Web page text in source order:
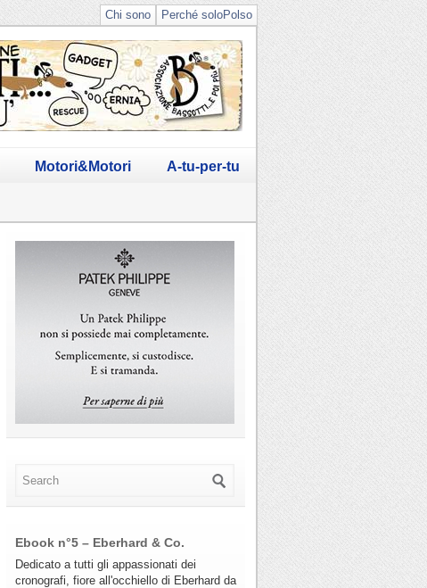
Perché soloPolso
Chi sono
Motori&Motori A-tu-per-tu
Ebook n°5 – Eberhard & Co.
Dedicato a tutti gli appassionati dei
cronografi, fiore all'occhiello di Eberhard da